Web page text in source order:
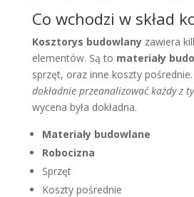
Co wchodzi w skład
Kosztorys budowlanyzawiera
elementów. Są to materiały
sprzęt, oraz inne koszty pośrednie.
dokładnie przeanalizować każdy z
wycena była dokładna.
Materiały budowlane
Robocizna
Sprzęt
Koszty pośrednie